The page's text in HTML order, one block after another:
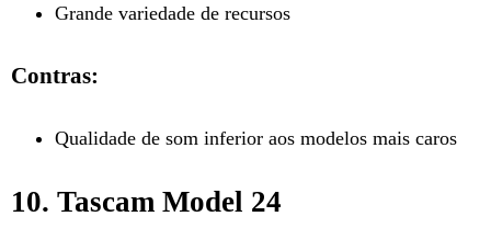
Grande variedade de recursos
Contras:
Qualidade de som inferior aos modelos mais caros
10. Tascam Model 24